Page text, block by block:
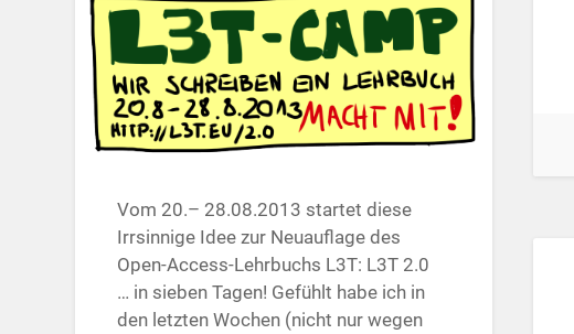
Vom 20.– 28.08.2013 startet diese
Irrsinnige Idee zur Neuauflage des
Open-Access-Lehrbuchs L3T: L3T 2.0
… in sieben Tagen! Gefühlt habe ich in
den letzten Wochen (nicht nur wegen